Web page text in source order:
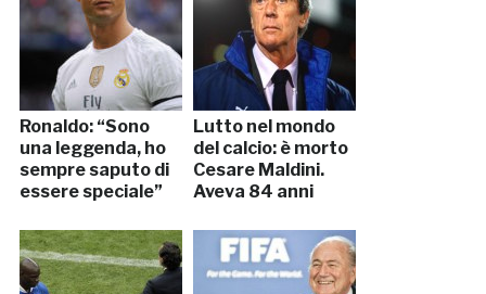
Ronaldo: “Sono
una leggenda, ho
sempre saputo di
essere speciale”
Lutto nel mondo
del calcio: è morto
Cesare Maldini.
Aveva 84 anni